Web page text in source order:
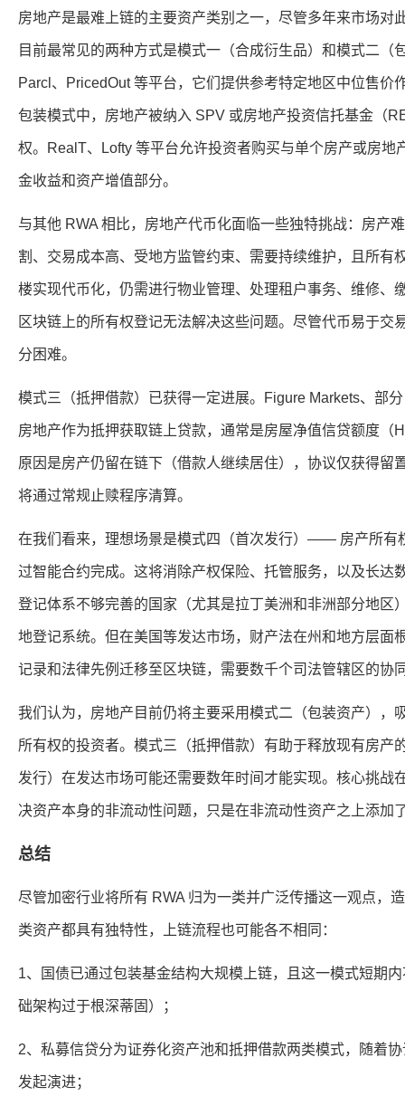
房地产是最难上链的主要资产类别之一，尽管多年来市场对
目前最常见的两种方式是模式一（合成衍生品）和模式二（
Parcl、PricedOut 等平台，它们提供参考特定地区中位售价
包装模式中，房地产被纳入 SPV 或房地产投资信托基金（
权。RealT、Lofty 等平台允许投资者购买与单个房产或房地
金收益和资产增值部分。
与其他 RWA 相比，房地产代币化面临一些独特挑战：房产
割、交易成本高、受地方监管约束、需要持续维护，且所有
楼实现代币化，仍需进行物业管理、处理租户事务、维修
区块链上的所有权登记无法解决这些问题。尽管代币易于交
分困难。
模式三（抵押借款）已获得一定进展。Figure Markets、部
房地产作为抵押获取链上贷款，通常是房屋净值信贷额度（
原因是房产仍留在链下（借款人继续居住），协议仅获得留
将通过常规止赎程序清算。
在我们看来，理想场景是模式四（首次发行）—— 房产所有
过智能合约完成。这将消除产权保险、托管服务，以及长达
登记体系不够完善的国家（尤其是拉丁美洲和非洲部分地区
地登记系统。但在美国等发达市场，财产法在州和地方层面
记录和法律先例迁移至区块链，需要数千个司法管辖区的协
我们认为，房地产目前仍将主要采用模式二（包装资产），
所有权的投资者。模式三（抵押借款）有助于释放现有房产
发行）在发达市场可能还需要数年时间才能实现。核心挑战
决资产本身的非流动性问题，只是在非流动性资产之上添加
总结
尽管加密行业将所有 RWA 归为一类并广泛传播这一观点，
类资产都具有独特性，上链流程也可能各不相同：
1、国债已通过包装基金结构大规模上链，且这一模式短期
础架构过于根深蒂固）；
2、私募信贷分为证券化资产池和抵押借款两类模式，随着
发起演进；